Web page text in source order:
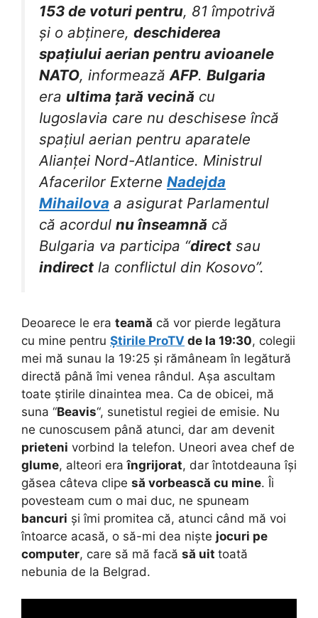
153 de voturi pentru, 81 împotrivă
și o abținere, deschiderea
spațiului aerian pentru avioanele
NATO, informeazăAFP. Bulgaria
era ultima țară vecină cu
Iugoslavia care nu deschisese încă
spațiul aerian pentru aparatele
Alianței Nord-Atlantice. Ministrul
Afacerilor Externe Nadejda
Mihailova a asigurat Parlamentul
că acordul nu înseamnă că
Bulgaria va participa “direct sau
indirect la conflictul din Kosovo”.
Deoarece le era teamă că vor pierde legătura
cu mine pentru Știrile ProTV de la 19:30, colegii
mei mă sunau la 19:25 și rămâneam în legătură
directă până îmi venea rândul. Așa ascultam
toate știrile dinaintea mea. Ca de obicei, mă
suna “Beavis“, sunetistul regiei de emisie. Nu
ne cunoscusem până atunci, dar am devenit
prieteni vorbind la telefon. Uneori avea chef de
glume, alteori eraîngrijorat, dar întotdeauna își
găsea câteva clipe să vorbească cu mine. Îi
povesteam cum o mai duc, ne spuneam
bancuri și îmi promitea că, atunci când mă voi
întoarce acasă, o să-mi dea niște jocuri pe
computer, care să mă facă să uit toată
nebunia de la Belgrad.